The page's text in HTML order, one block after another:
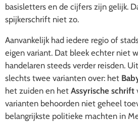
basisletters en de cijfers zijn gelijk.
spijkerschrift niet zo.
Aanvankelijk had iedere regio of
eigen variant. Dat bleek echter niet
handelaren steeds verder reisden.
slechts twee varianten over: het
het zuiden en het Assyrische schrift
varianten behoorden niet geheel
belangrijkste politieke machten in